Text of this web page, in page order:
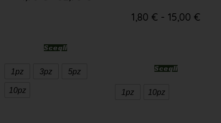
Scegli
1pz 3pz 5pz
10pz
1,80 € - 15,00 €
Scegli
1pz 10pz